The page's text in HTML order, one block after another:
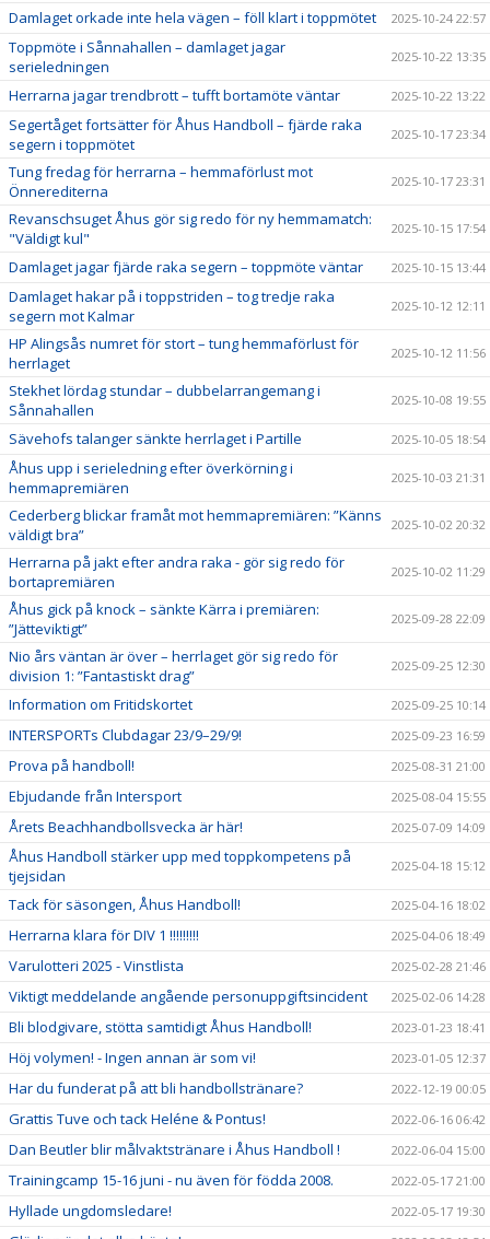
Damlaget orkade inte hela vägen – föll klart i toppmötet 2025-10-24 22:57
Toppmöte i Sånnahallen – damlaget jagar
serieledningen
2025-10-22 13:35
Herrarna jagar trendbrott – tufft bortamöte väntar 2025-10-22 13:22
Segertåget fortsätter för Åhus Handboll – fjärde raka
segern i toppmötet
2025-10-17 23:34
Tung fredag för herrarna – hemmaförlust mot
Önnerediterna
2025-10-17 23:31
Revanschsuget Åhus gör sig redo för ny hemmamatch:
"Väldigt kul"
2025-10-15 17:54
Damlaget jagar fjärde raka segern – toppmöte väntar 2025-10-15 13:44
Damlaget hakar på i toppstriden – tog tredje raka
segern mot Kalmar
2025-10-12 12:11
HP Alingsås numret för stort – tung hemmaförlust för
herrlaget
2025-10-12 11:56
Stekhet lördag stundar – dubbelarrangemang i
Sånnahallen
2025-10-08 19:55
Sävehofs talanger sänkte herrlaget i Partille 2025-10-05 18:54
Åhus upp i serieledning efter överkörning i
hemmapremiären
2025-10-03 21:31
Cederberg blickar framåt mot hemmapremiären: ”Känns
väldigt bra”
2025-10-02 20:32
Herrarna på jakt efter andra raka - gör sig redo för
bortapremiären
2025-10-02 11:29
Åhus gick på knock – sänkte Kärra i premiären:
”Jätteviktigt”
2025-09-28 22:09
Nio års väntan är över – herrlaget gör sig redo för
division 1: ”Fantastiskt drag”
2025-09-25 12:30
Information om Fritidskortet 2025-09-25 10:14
INTERSPORTs Clubdagar 23/9–29/9! 2025-09-23 16:59
Prova på handboll! 2025-08-31 21:00
Ebjudande från Intersport 2025-08-04 15:55
Årets Beachhandbollsvecka är här! 2025-07-09 14:09
Åhus Handboll stärker upp med toppkompetens på
tjejsidan
2025-04-18 15:12
Tack för säsongen, Åhus Handboll! 2025-04-16 18:02
Herrarna klara för DIV 1 !!!!!!!!! 2025-04-06 18:49
Varulotteri 2025 - Vinstlista 2025-02-28 21:46
Viktigt meddelande angående personuppgiftsincident 2025-02-06 14:28
Bli blodgivare, stötta samtidigt Åhus Handboll! 2023-01-23 18:41
Höj volymen! - Ingen annan är som vi! 2023-01-05 12:37
Har du funderat på att bli handbollstränare? 2022-12-19 00:05
Grattis Tuve och tack Heléne & Pontus! 2022-06-16 06:42
Dan Beutler blir målvaktstränare i Åhus Handboll ! 2022-06-04 15:00
Trainingcamp 15-16 juni - nu även för födda 2008. 2022-05-17 21:00
Hyllade ungdomsledare! 2022-05-17 19:30